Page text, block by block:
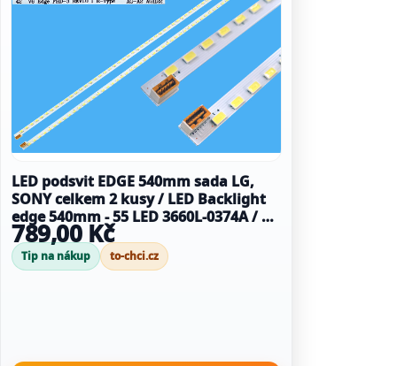
LED podsvit EDGE 540mm sada LG,
SONY celkem 2 kusy / LED Backlight
edge 540mm - 55 LED 3660L-0374A / 42
V6 EDGE FHD-3 L / 42 V6 EDGE FHD-3 R
789,00 Kč
Tip na nákup to-chci.cz